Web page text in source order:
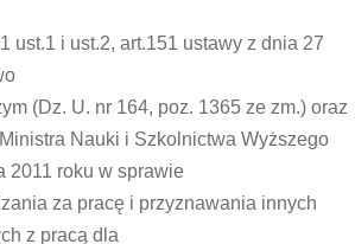
ust.1 i ust.2, art.151 ustawy z dnia 27
(Dz. U. nr 164, poz. 1365 ze zm.) oraz
Nauki i Szkolnictwa Wyższego
2011 roku w sprawie
za pracę i przyznawania innych
z pracą dla